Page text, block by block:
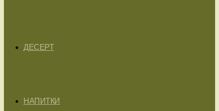
ДЕСЕРТ
НАПИТКИ